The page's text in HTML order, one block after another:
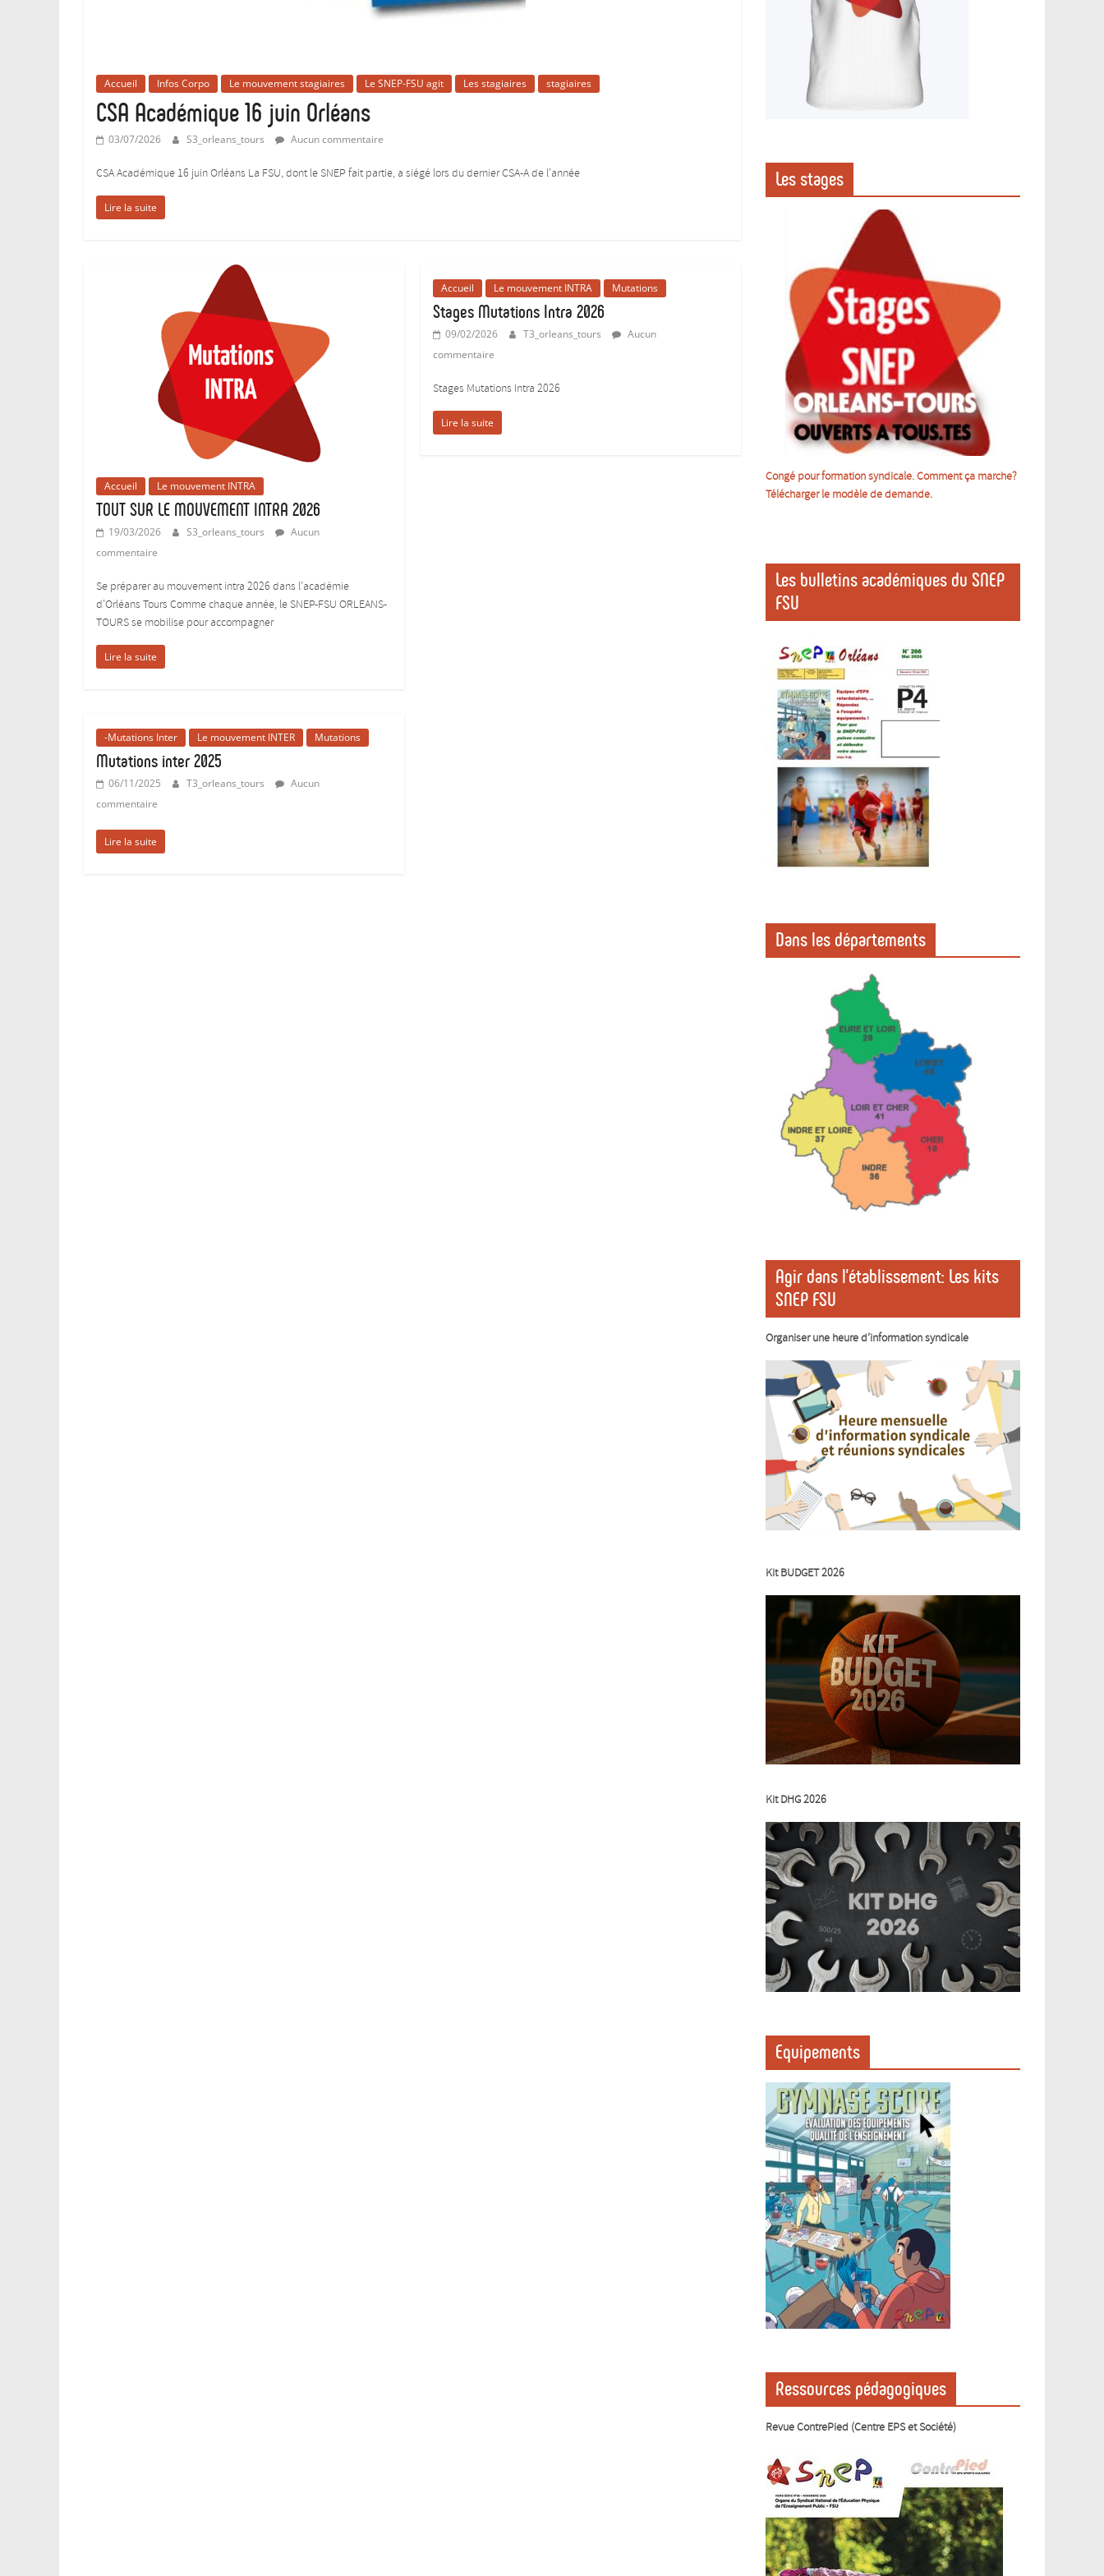
enseignant-
d’EPS
de
l’enseignement
public
Accueil Infos Corpo Le mouvement stagiaires Le SNEP-FSU agit Les stagiaires stagiaires
CSA Académique 16 juin Orléans
03/07/2026 S3_orleans_tours Aucun commentaire
CSA Académique 16 juin Orléans La FSU, dont le SNEP fait partie, a siégé lors du dernier CSA-A de l’année
Lire la suite
Accueil Le mouvement INTRA
TOUT SUR LE MOUVEMENT INTRA 2026
19/03/2026 S3_orleans_tours
Aucun
commentaire
Se préparer au mouvement intra 2026 dans l’académie
d’Orléans Tours Comme chaque année, le SNEP-FSU ORLEANS-
TOURS se mobilise pour accompagner
Lire la suite
Accueil Le mouvement INTRA Mutations
Stages Mutations Intra 2026
09/02/2026 T3_orleans_tours
Aucun
commentaire
Stages Mutations Intra 2026
Lire la suite
-Mutations Inter Le mouvement INTER Mutations
Mutations inter 2025
06/11/2025 T3_orleans_tours
Aucun
commentaire
Lire la suite
Les stages
Congé pour formation syndicale. Comment ça marche?
Télécharger le modèle de demande.
Les bulletins académiques du SNEP
FSU
Dans les départements
Agir dans l’établissement: Les kits
SNEP FSU
Organiser une heure d’information syndicale
Kit BUDGET 2026
Kit DHG 2026
Equipements
Ressources pédagogiques
Revue ContrePied (Centre EPS et Société)